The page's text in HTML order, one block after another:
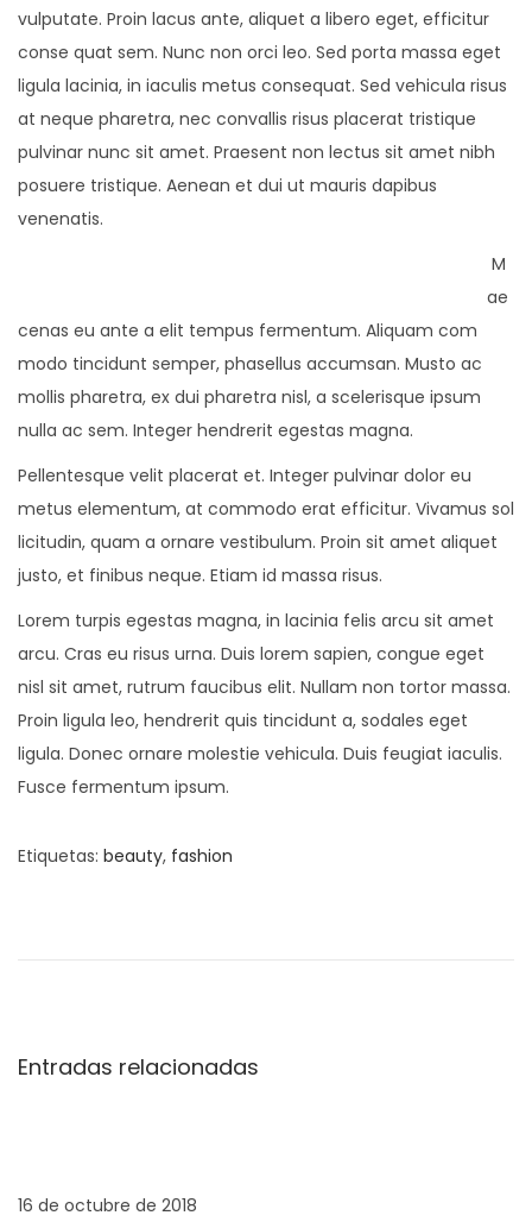
vulputate. Proin lacus ante, aliquet a libero eget, efficitur
conse quat sem. Nunc non orci leo. Sed porta massa eget
ligula lacinia, in iaculis metus consequat. Sed vehicula risus
at neque pharetra, nec convallis risus placerat tristique
pulvinar nunc sit amet. Praesent non lectus sit amet nibh
posuere tristique. Aenean et dui ut mauris dapibus
venenatis.
M
ae
cenas eu ante a elit tempus fermentum. Aliquam com
modo tincidunt semper, phasellus accumsan. Musto ac
mollis pharetra, ex dui pharetra nisl, a scelerisque ipsum
nulla ac sem. Integer hendrerit egestas magna.
Pellentesque velit placerat et. Integer pulvinar dolor eu
metus elementum, at commodo erat efficitur. Vivamus sol
licitudin, quam a ornare vestibulum. Proin sit amet aliquet
justo, et finibus neque. Etiam id massa risus.
Lorem turpis egestas magna, in lacinia felis arcu sit amet
arcu. Cras eu risus urna. Duis lorem sapien, congue eget
nisl sit amet, rutrum faucibus elit. Nullam non tortor massa.
Proin ligula leo, hendrerit quis tincidunt a, sodales eget
ligula. Donec ornare molestie vehicula. Duis feugiat iaculis.
Fusce fermentum ipsum.
Etiquetas: beauty, fashion
iEntradas relacionadas
16 de octubre de 2018